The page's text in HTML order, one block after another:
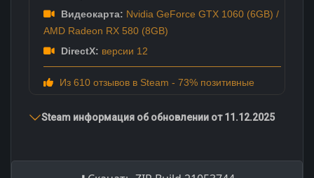
Видеокарта: Nvidia GeForce GTX 1060 (6GB) /
AMD Radeon RX 580 (8GB)
DirectX: версии 12
Из 610 отзывов в Steam - 73% позитивные
Steam информация об обновлении от 11.12.2025